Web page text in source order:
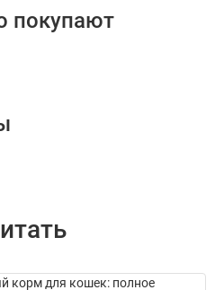
покупают